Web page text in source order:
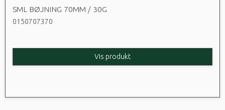
SML BØJNING 70MM / 30G
0150707370
Vis produkt